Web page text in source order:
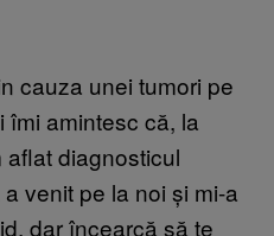
cauza unei tumori pe
îmi amintesc că, la
diagnosticul
venit pe la noi și mi-a
dar încearcă să te